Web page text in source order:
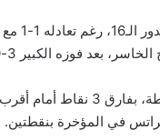
وفي
3-0 على ضيفه أيندهوفن الهولندي.
وبقي موناكو على قمة
في المؤخرة بنقطتين.